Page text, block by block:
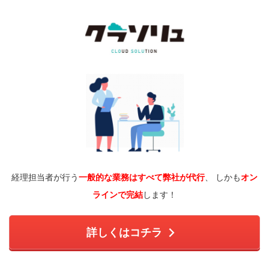
経理担当者が行う一般的な業務はすべて弊社が代行、 しかもオン
ラインで完結します！
詳しくはコチラ